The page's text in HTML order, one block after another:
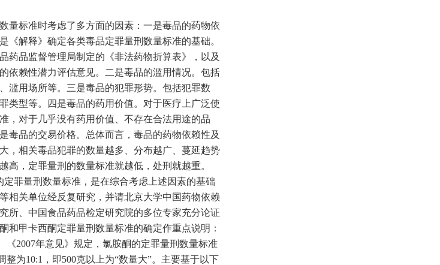
标准时考虑了多方面的因素：一是毒品的药物依
《解释》确定各类毒品定罪量刑数量标准的基础。
药品监督管理局制定的《非法药物折算表》，以及
依赖性潜力评估意见。二是毒品的滥用情况。包括
滥用场所等。三是毒品的犯罪形势。包括犯罪数
类型等。四是毒品的药用价值。对于医疗上广泛使
，对于几乎没有药用价值、不存在合法用途的品
毒品的交易价格。总体而言，毒品的药物依赖性及
，相关毒品犯罪的数量越多、分布越广、蔓延趋势
高，定罪量刑的数量标准就越低，处刑就越重。
罪量刑数量标准，是在综合考虑上述因素的基础
相关单位经反复研究，并请北京大学中国药物依赖
所、中国食品药品检定研究院的多位专家充分论证
和甲卡西酮定罪量刑数量标准的确定作重点说明：
2007年意见》规定，氯胺酮的定罪量刑数量标准
为10:1，即500克以上为“数量大”。主要基于以下